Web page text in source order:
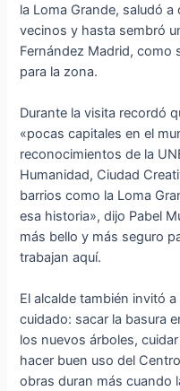
la Loma Grande, saludó
vecinos y hasta sembró
Fernández Madrid, como
para la zona.
Durante la visita recordó
«pocas capitales en el
reconocimientos de la
Humanidad, Ciudad
barrios como la Loma
esa historia», dijo Pabel
más bello y más seguro
trabajan aquí.
El alcalde también invitó
cuidado: sacar la basura
los nuevos árboles,
hacer buen uso del
obras duran más cuando